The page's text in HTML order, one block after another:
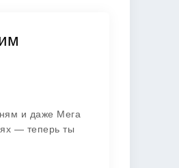
и даже Мега
— теперь ты